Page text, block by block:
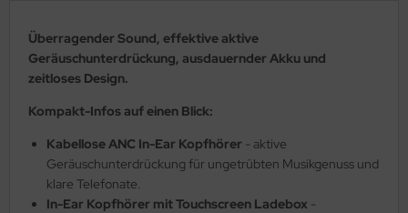
Überragender Sound, effektive aktive
Geräuschunterdrückung, ausdauernder Akku und
zeitloses Design.
Kompakt-Infos auf einen Blick:
Kabellose ANC In-Ear Kopfhörer - aktive
Geräuschunterdrückung für ungetrübten Musikgenuss und
klare Telefonate.
In-Ear Kopfhörer mit Touchscreen Ladebox -